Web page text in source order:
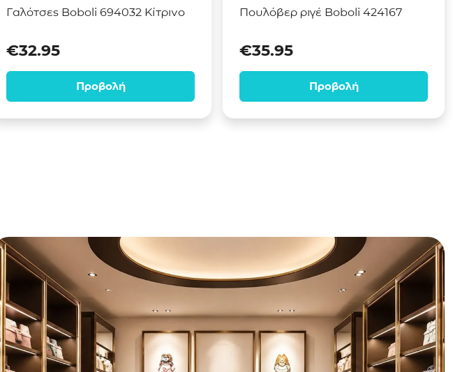
Γαλότσες Boboli 694032 Κίτρινο
€32.95
Προβολή
Πουλόβερ ριγέ Boboli 424167
€35.95
Προβολή